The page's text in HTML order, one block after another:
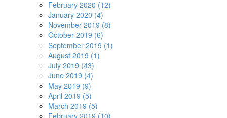
February 2020 (12)
January 2020 (4)
November 2019 (8)
October 2019 (6)
September 2019 (1)
August 2019 (1)
July 2019 (43)
June 2019 (4)
May 2019 (9)
April 2019 (5)
March 2019 (5)
February 2019 (10)